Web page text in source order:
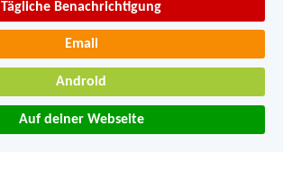
Tägliche Benachrichtigung
Email
Android
Auf deiner Webseite